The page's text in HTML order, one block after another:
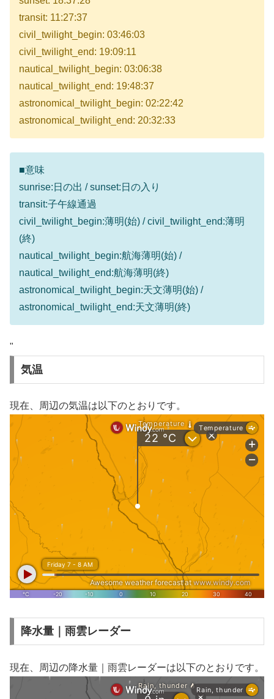
transit: 11:27:37
civil_twilight_begin: 03:46:03
civil_twilight_end: 19:09:11
nautical_twilight_begin: 03:06:38
nautical_twilight_end: 19:48:37
astronomical_twilight_begin: 02:22:42
astronomical_twilight_end: 20:32:33
■意味
sunrise:日の出 / sunset:日の入り
transit:子午線通過
civil_twilight_begin:薄明(始) / civil_twilight_end:薄明
(終)
nautical_twilight_begin:航海薄明(始) /
nautical_twilight_end:航海薄明(終)
astronomical_twilight_begin:天文薄明(始) /
astronomical_twilight_end:天文薄明(終)
"
気温
現在、周辺の気温は以下のとおりです。
降水量｜雨雲レーダー
現在、周辺の降水量｜雨雲レーダーは以下のとおりです。